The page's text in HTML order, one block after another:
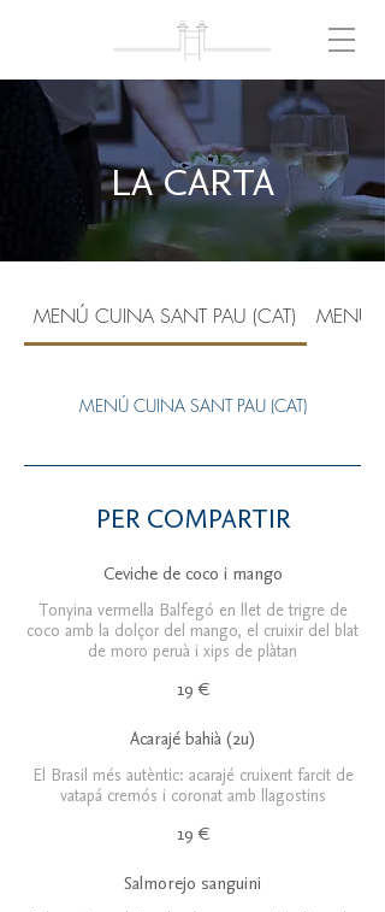
LA CARTA
MENÚ CUINA SANT PAU (CAT) MENÚ
MENÚ CUINA SANT PAU (CAT)
PER COMPARTIR
Ceviche de coco i mango
Tonyina vermella Balfegó en llet de trigre de
coco amb la dolçor del mango, el cruixir del blat
de moro peruà i xips de plàtan
19 €
Acarajé bahià (2u)
El Brasil més autèntic: acarajé cruixent farcit de
vatapá cremós i coronat amb llagostins
19 €
Salmorejo sanguini